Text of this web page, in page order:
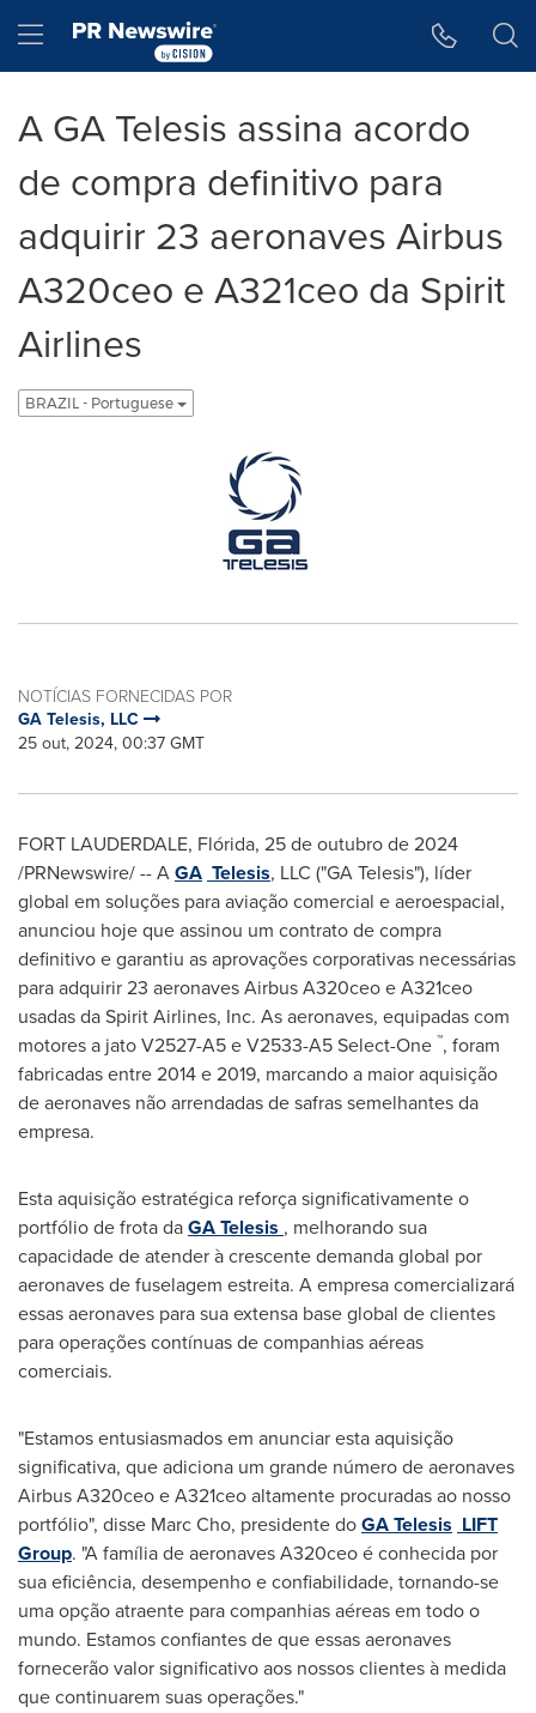
Hamburger menu
A GA Telesis assina acordo
de compra definitivo para
adquirir 23 aeronaves Airbus
A320ceo e A321ceo da Spirit
Airlines
BRAZIL - Portuguese
NOTÍCIAS FORNECIDAS POR
GA Telesis, LLC
25 out, 2024, 00:37 GMT
FORT LAUDERDALE, Flórida, 25 de outubro de 2024
/PRNewswire/ -- AGA Telesis, LLC ("GA Telesis"), líder
global em soluções para aviação comercial e aeroespacial,
anunciou hoje que assinou um contrato de compra
definitivo e garantiu as aprovações corporativas necessárias
para adquirir 23 aeronaves Airbus A320ceo e A321ceo
usadas da Spirit Airlines, Inc. As aeronaves, equipadas com
motores a jato V2527-A5 e V2533-A5 Select-One ™, foram
fabricadas entre 2014 e 2019, marcando a maior aquisição
de aeronaves não arrendadas de safras semelhantes da
empresa.
Esta aquisição estratégica reforça significativamente o
portfólio de frota daGA Telesis , melhorando sua
capacidade de atender à crescente demanda global por
aeronaves de fuselagem estreita. A empresa comercializará
essas aeronaves para sua extensa base global de clientes
para operações contínuas de companhias aéreas
comerciais.
"Estamos entusiasmados em anunciar esta aquisição
significativa, que adiciona um grande número de aeronaves
Airbus A320ceo e A321ceo altamente procuradas ao nosso
portfólio", disse Marc Cho, presidente doGA Telesis LIFT
Group. "A família de aeronaves A320ceo é conhecida por
sua eficiência, desempenho e confiabilidade, tornando-se
uma opção atraente para companhias aéreas em todo o
mundo. Estamos confiantes de que essas aeronaves
fornecerão valor significativo aos nossos clientes à medida
que continuarem suas operações."